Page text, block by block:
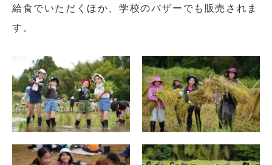
給食でいただくほか、学校のバザーでも販売されま
す。